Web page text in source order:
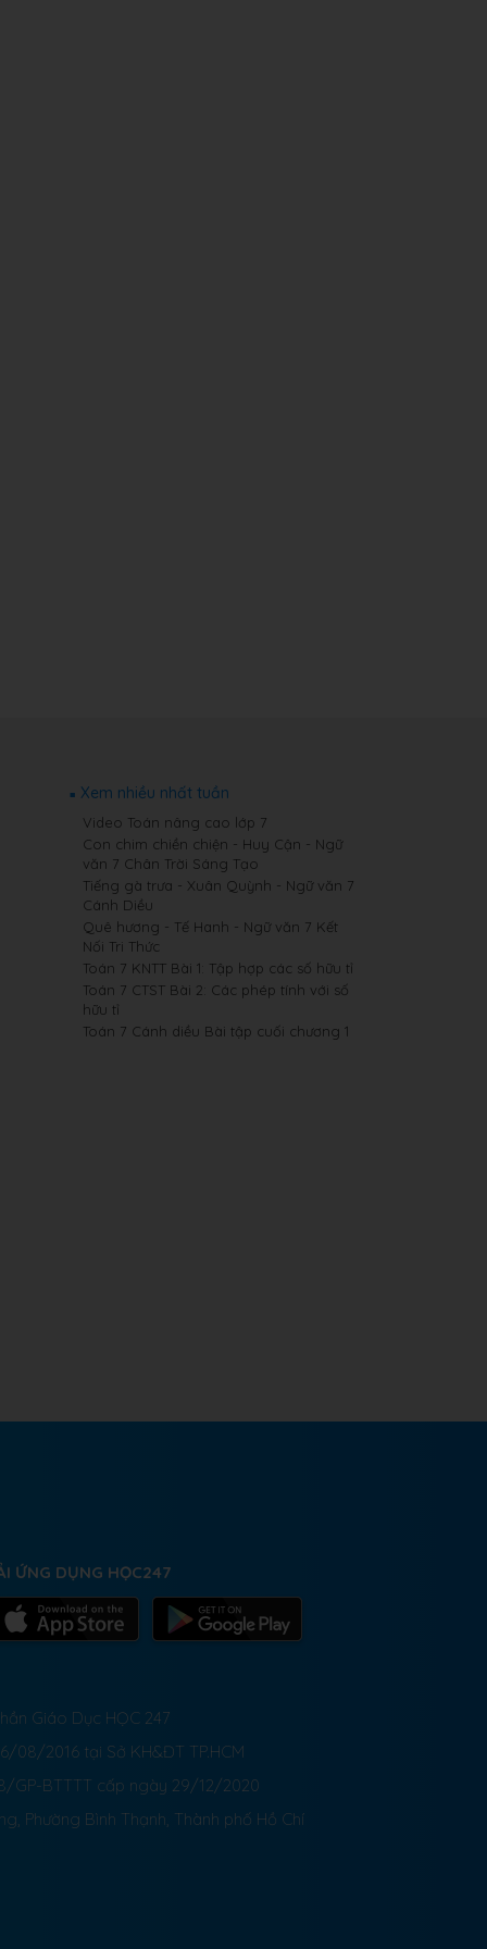
Xem nhiều nhất tuần
Video Toán nâng cao lớp 7
Con chim chiền chiện - Huy Cận - Ngữ
văn 7 Chân Trời Sáng Tạo
Tiếng gà trưa - Xuân Quỳnh - Ngữ văn 7
Cánh Diều
Quê hương - Tế Hanh - Ngữ văn 7 Kết
Nối Tri Thức
Toán 7 KNTT Bài 1: Tập hợp các số hữu tỉ
Toán 7 CTST Bài 2: Các phép tính với số
hữu tỉ
Toán 7 Cánh diều Bài tập cuối chương 1
ỨNG DỤNG HỌC247
Giáo Dục HỌC 247
08/2016 tại Sở KH&ĐT TP.HCM
GP-BTTTT cấp ngày 29/12/2020
Phường Bình Thạnh, Thành phố Hồ Chí